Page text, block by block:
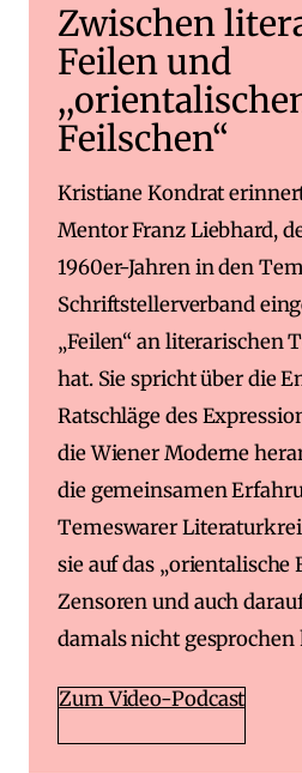
Zwischen
Feilen und
Feilschen“
Kristiane Kondrat
Mentor Franz Liebhard,
1960er-Jahren in den
Schriftstellerverband
„Feilen“ an literarischen
hat. Sie spricht über die
Ratschläge des
die Wiener Moderne
die gemeinsamen
Temeswarer
sie auf das „orientalische
Zensoren und auch
damals nicht gesprochen
Zum Video-Podcast